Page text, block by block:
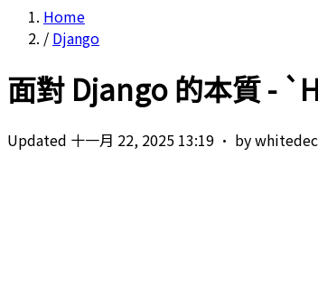
Home
/ Django
面對 Django 的本質 -
Updated 十一月 22, 2025 13:19 · by whitedec